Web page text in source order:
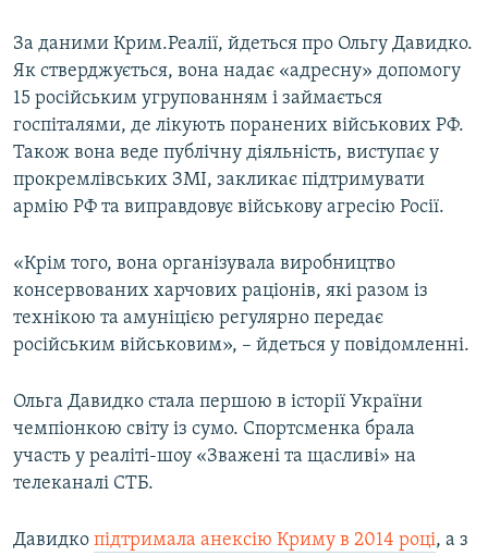
За даними Крим.Реалії, йдеться про Ольгу Давидко.
Як стверджується, вона надає «адресну» допомогу
15 російським угрупованням і займається
госпіталями, де лікують поранених військових РФ.
Також вона веде публічну діяльність, виступає у
прокремлівських ЗМІ, закликає підтримувати
армію РФ та виправдовує військову агресію Росії.
«Крім того, вона організувала виробництво
консервованих харчових раціонів, які разом із
технікою та амуніцією регулярно передає
російським військовим», – йдеться у повідомленні.
Ольга Давидко стала першою в історії України
чемпіонкою світу із сумо. Спортсменка брала
участь у реаліті-шоу «Зважені та щасливі» на
телеканалі СТБ.
Давидко підтримала анексію Криму в 2014 році, а з